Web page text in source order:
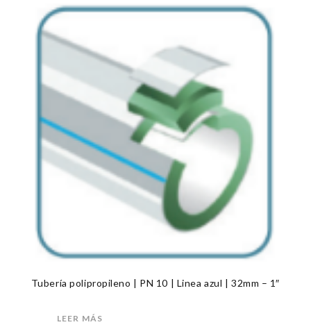
Tubería polipropileno | PN 10 | Linea azul | 32mm – 1″
LEER MÁS